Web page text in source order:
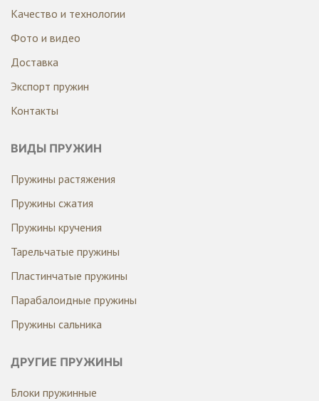
Качество и технологии
Фото и видео
Доставка
Экспорт пружин
Контакты
ВИДЫ ПРУЖИН
Пружины растяжения
Пружины сжатия
Пружины кручения
Тарельчатые пружины
Пластинчатые пружины
Парабалоидные пружины
Пружины сальника
ДРУГИЕ ПРУЖИНЫ
Блоки пружинные